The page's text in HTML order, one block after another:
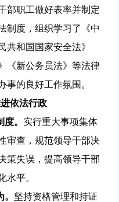
部职工做好表率并制定
制度，组织学习了《中
共和国国家安全法》
《新公务员法》等法律
事的良好工作氛围。
依法行政
。 实行重大事项集体
审查，规范领导干部决
策失误，提高领导干部
水平。
坚持资格管理和持证